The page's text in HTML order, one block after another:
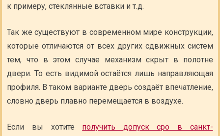
к примеру, стеклянные вставки и т.д.
Так же существуют в современном мире конструкции,
которые отличаются от всех других сдвижных систем
тем, что в этом случае механизм скрыт в полотне
двери. То есть видимой остаётся лишь направляющая
профиля. В таком варианте дверь создаёт впечатление,
словно дверь плавно перемещается в воздухе.
Если вы хотите получить допуск сро в санкт-